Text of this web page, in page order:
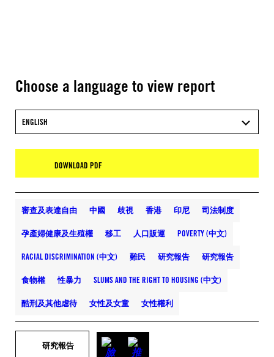
Choose a language to view report
ENGLISH
DOWNLOAD PDF
審查及表達自由 中國 歧視 香港 印尼 司法制度
孕產婦健康及生殖權 移工 人口販運 POVERTY (中文)
RACIAL DISCRIMINATION (中文) 難民 研究報告 研究報告
食物權 性暴力 SLUMS AND THE RIGHT TO HOUSING (中文)
酷刑及其他虐待 女性及女童 女性權利
研究報告